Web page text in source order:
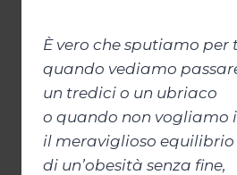
È vero che sputiamo per
quando vediamo
un tredici o un ubriaco
o quando non vogliamo
il meraviglioso equilibrio
di un’obesità senza fine,